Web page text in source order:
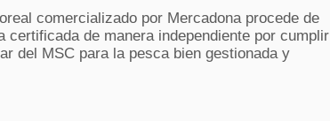
comercializado por Mercadona procede de
certificada de manera independiente por cumplir
del MSC para la pesca bien gestionada y